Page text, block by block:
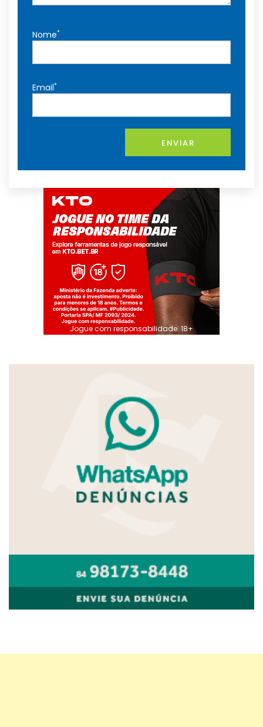
Nome*
Email*
ENVIAR
Jogue com responsabilidade. 18+